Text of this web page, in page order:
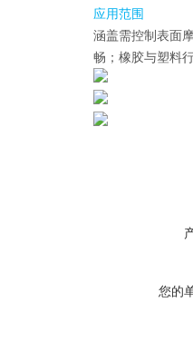
应用范围
涵盖需控制表面
畅；橡胶与塑料
您的